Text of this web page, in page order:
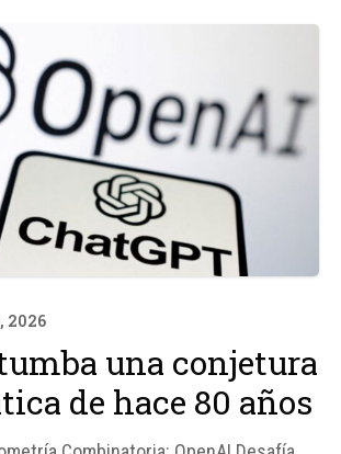
2026
una conjetura
de hace 80 años